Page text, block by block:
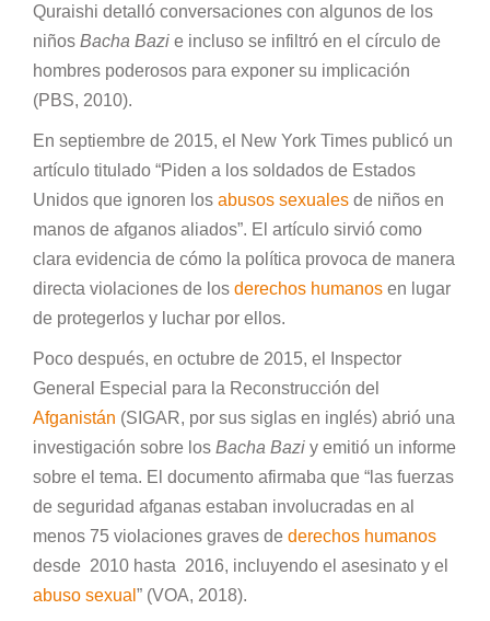
Quraishi detalló conversaciones con algunos de los
niños Bacha Bazi e incluso se infiltró en el círculo de
hombres poderosos para exponer su implicación
(PBS, 2010).
En septiembre de 2015, el New York Times publicó un
artículo titulado “Piden a los soldados de Estados
Unidos que ignoren los abusos sexuales de niños en
manos de afganos aliados”. El artículo sirvió como
clara evidencia de cómo la política provoca de manera
directa violaciones de los derechos humanos en lugar
de protegerlos y luchar por ellos.
Poco después, en octubre de 2015, el Inspector
General Especial para la Reconstrucción del
Afganistán (SIGAR, por sus siglas en inglés) abrió una
investigación sobre los Bacha Bazi y emitió un informe
sobre el tema. El documento afirmaba que “las fuerzas
de seguridad afganas estaban involucradas en al
menos 75 violaciones graves de derechos humanos
desde 2010 hasta 2016, incluyendo el asesinato y el
abuso sexual ” (VOA, 2018).